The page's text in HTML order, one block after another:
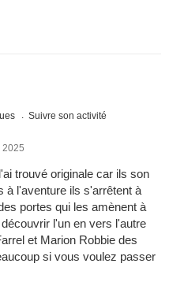
Suivre son activité
2025
trouvé originale car ils son
à l'aventure ils s'arrêtent à
portes qui les amènent à
l'un en vers l'autre
et Marion Robbie des
si vous voulez passer